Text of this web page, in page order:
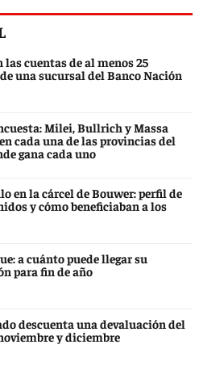
las cuentas de al menos 25
una sucursal del Banco Nación
Milei, Bullrich y Massa
cada una de las provincias del
gana cada uno
en la cárcel de Bouwer: perfil de
y cómo beneficiaban a los
a cuánto puede llegar su
para fin de año
descuenta una devaluación del
y diciembre